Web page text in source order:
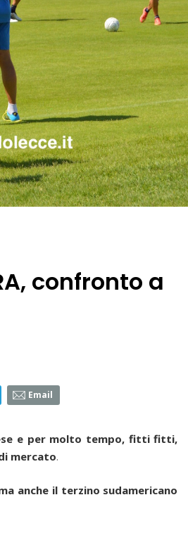
confronto a
Email
e per molto tempo, fitti fitti,
mercato.
anche il terzino sudamericano